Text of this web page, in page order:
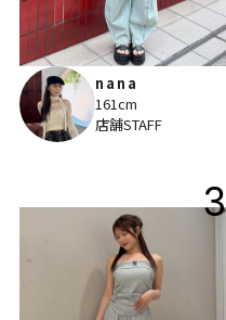
nana
161cm
店舗STAFF
3